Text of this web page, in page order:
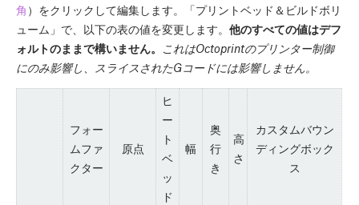
角 ）をクリックして編集します。「プリントベッド＆ビルドボリ
ューム」で、以下の表の値を変更します。 他のすべての値はデフ
ォルトのままで構いません。
これはOctoprintのプリンター制御
にのみ影響し、スライスされたGコードには影響しません。
フォー
ムファ
クター
原点
ヒ
ー
ト
ベ
ッ
ド
幅
奥
行
き
高
さ
カスタムバウン
ディングボック
ス